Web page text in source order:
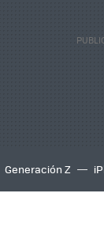
Generación Z